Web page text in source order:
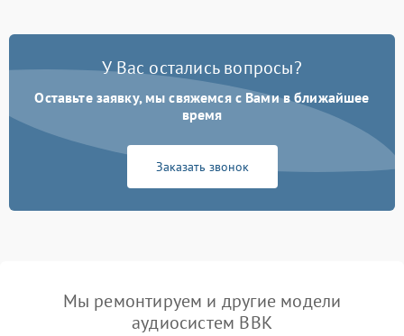
У Вас остались вопросы?
Оставьте заявку, мы свяжемся с Вами в ближайшее
время
Заказать звонок
Мы ремонтируем и другие модели
аудиосистем BBK